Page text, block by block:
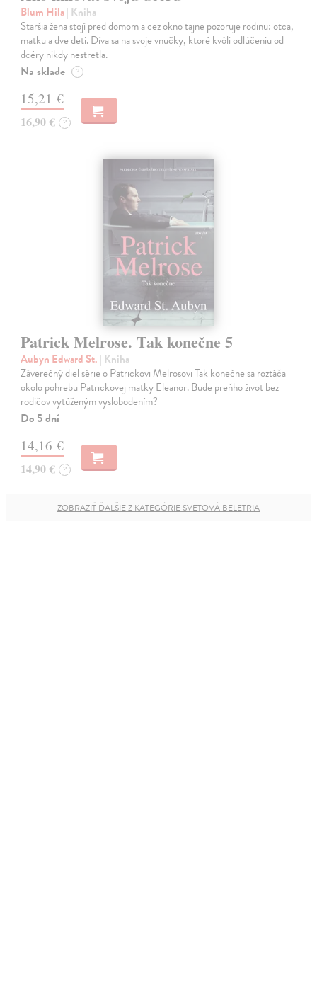
Blum Hila| Kniha
Staršia žena stojí pred domom a cez okno tajne pozoruje rodinu: otca,
matku a dve deti. Díva sa na svoje vnučky, ktoré kvôli odlúčeniu od
dcéry nikdy nestretla.
Na sklade ?
15,21 €
16,90 € ?
Patrick Melrose. Tak konečne 5
Aubyn Edward St. | Kniha
Záverečný diel série o Patrickovi Melrosovi Tak konečne sa roztáča
okolo pohrebu Patrickovej matky Eleanor. Bude preňho život bez
rodičov vytúženým vyslobodením?
Do 5 dní
14,16 €
14,90 € ?
ZOBRAZIŤ ĎALŠIE Z KATEGÓRIE SVETOVÁ BELETRIA